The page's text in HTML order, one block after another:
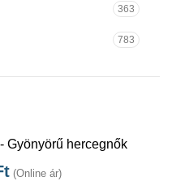
363
783
Gyönyörű hercegnők
(Online ár)